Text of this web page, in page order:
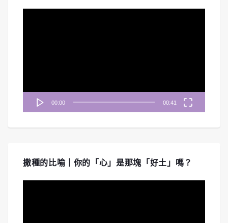
00:00 00:41
撒種的比喻｜你的「心」是那塊「好土」嗎？